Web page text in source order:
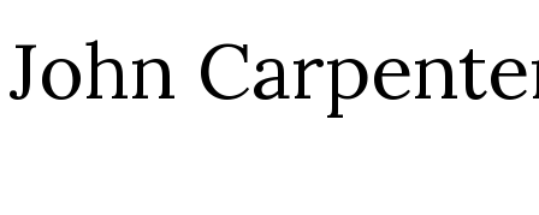
John